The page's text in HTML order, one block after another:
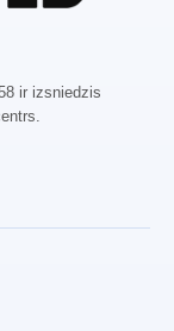
ir izsniedzis